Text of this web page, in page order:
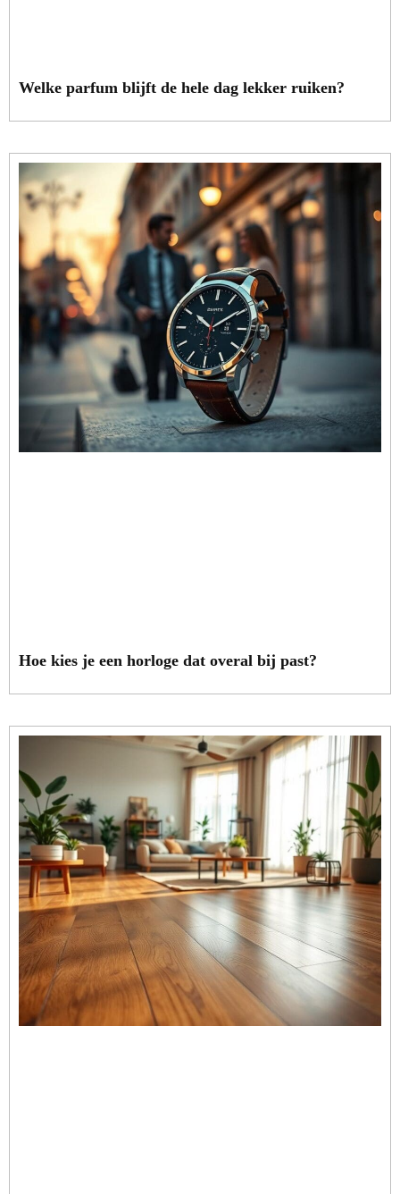
Welke parfum blijft de hele dag lekker ruiken?
Hoe kies je een horloge dat overal bij past?